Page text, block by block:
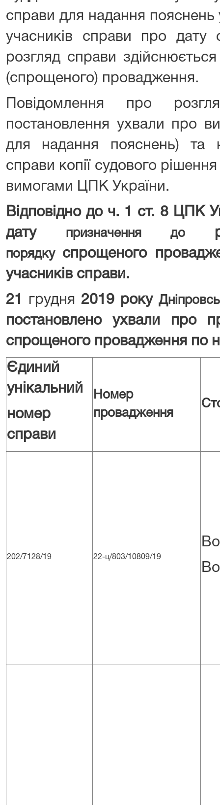
справи для надання пояснень
учасників справи про дату
розгляд справи
(спрощеного) провадження.
Повідомлення про
постановлення ухвали про
для надання пояснень) та
справи копії судового
вимогами ЦПК України.
Відповідно до ч. 1 ст. 8 ЦПК
дату призначення до
порядку спрощеного
учасників справи.
21 грудня 2019 року
постановлено ухвали про
спрощеного провадження по
Єдиний
унікальний
номер
справи
Номер
провадження
202/7128/19 22-ц/803/10809/19